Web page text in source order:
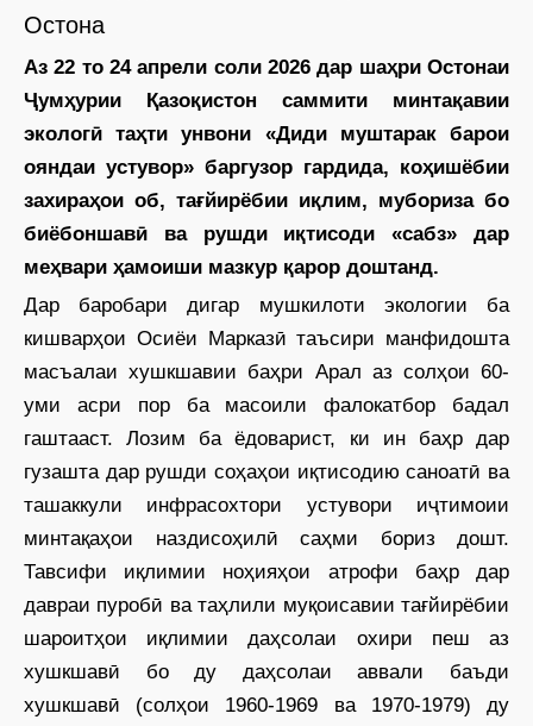
Остона
Аз 22 то 24 апрели соли 2026 дар шаҳри Остонаи
Ҷумҳурии Қазоқистон саммити минтақавии
экологӣ таҳти унвони «Диди муштарак барои
ояндаи устувор» баргузор гардида, коҳишёбии
захираҳои об, тағйирёбии иқлим, мубориза бо
биёбоншавӣ ва рушди иқтисоди «сабз» дар
меҳвари ҳамоиши мазкур қарор доштанд.
Дар баробари дигар мушкилоти экологии ба
кишварҳои Осиёи Марказӣ таъсири манфидошта
масъалаи хушкшавии баҳри Арал аз солҳои 60-
уми асри пор ба масоили фалокатбор бадал
гаштааст. Лозим ба ёдоварист, ки ин баҳр дар
гузашта дар рушди соҳаҳои иқтисодию саноатӣ ва
ташаккули инфрасохтори устувори иҷтимоии
минтақаҳои наздисоҳилӣ саҳми бориз дошт.
Тавсифи иқлимии ноҳияҳои атрофи баҳр дар
давраи пуробӣ ва таҳлили муқоисавии тағйир­ёбии
шароитҳои иқлимии даҳсолаи охири пеш аз
хушкшавӣ бо ду даҳсолаи аввали баъди
хушкшавӣ (солҳои 1960-1969 ва 1970-1979) ду